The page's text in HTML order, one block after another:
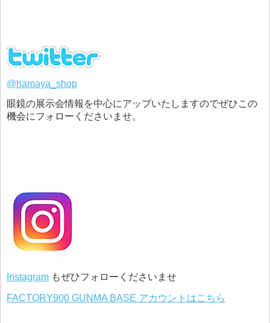
@hamaya_shop
眼鏡の展示会情報を中心にアップいたしますのでぜひこの
機会にフォローくださいませ。
Instagram もぜひフォローくださいませ
FACTORY900 GUNMA BASE アカウントはこちら